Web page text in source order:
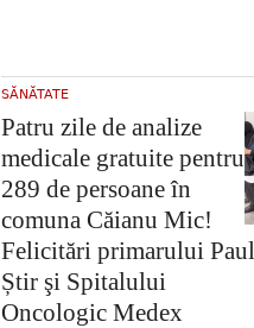
SĂNĂTATE
Patru zile de analize
medicale gratuite pentru
289 de persoane în
comuna Căianu Mic!
Felicitări primarului Paul
Știr şi Spitalului
Oncologic Medex